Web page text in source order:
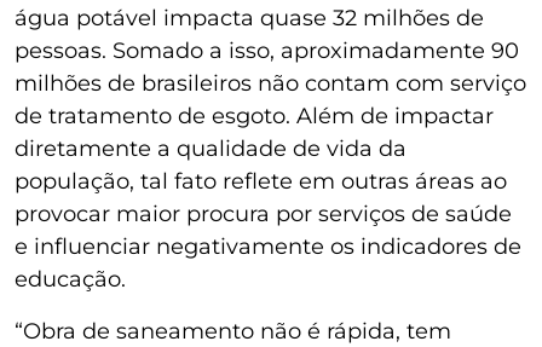
água potável impacta quase 32 milhões de
pessoas. Somado a isso, aproximadamente 90
milhões de brasileiros não contam com serviço
de tratamento de esgoto. Além de impactar
diretamente a qualidade de vida da
população, tal fato reflete em outras áreas ao
provocar maior procura por serviços de saúde
e influenciar negativamente os indicadores de
educação.
“Obra de saneamento não é rápida, tem